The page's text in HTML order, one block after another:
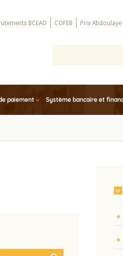
BCEAO COFEB Prix Abdoulaye
paiement Système bancaire et